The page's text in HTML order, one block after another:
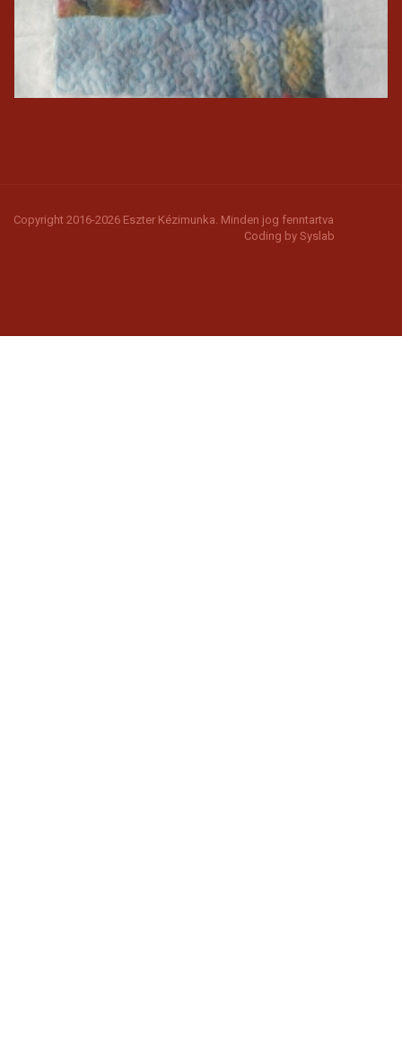
Copyright 2016-2026 Eszter Kézimunka. Minden jog fenntartva
Coding by Syslab